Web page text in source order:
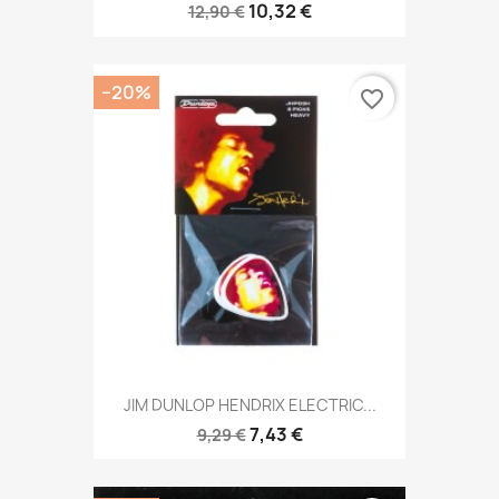
12,90 € 10,32 €
JIM DUNLOP HENDRIX ELECTRIC...
9,29 €7,43 €
−20% favorite_border